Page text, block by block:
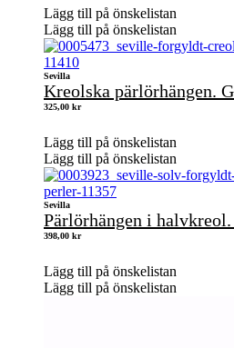
Lägg till på önskelistan
Lägg till på önskelistan
Sevilla
Kreolska pärlörhängen.
325,00 kr
Lägg till på önskelistan
Lägg till på önskelistan
Sevilla
Pärlörhängen i
398,00 kr
Lägg till på önskelistan
Lägg till på önskelistan